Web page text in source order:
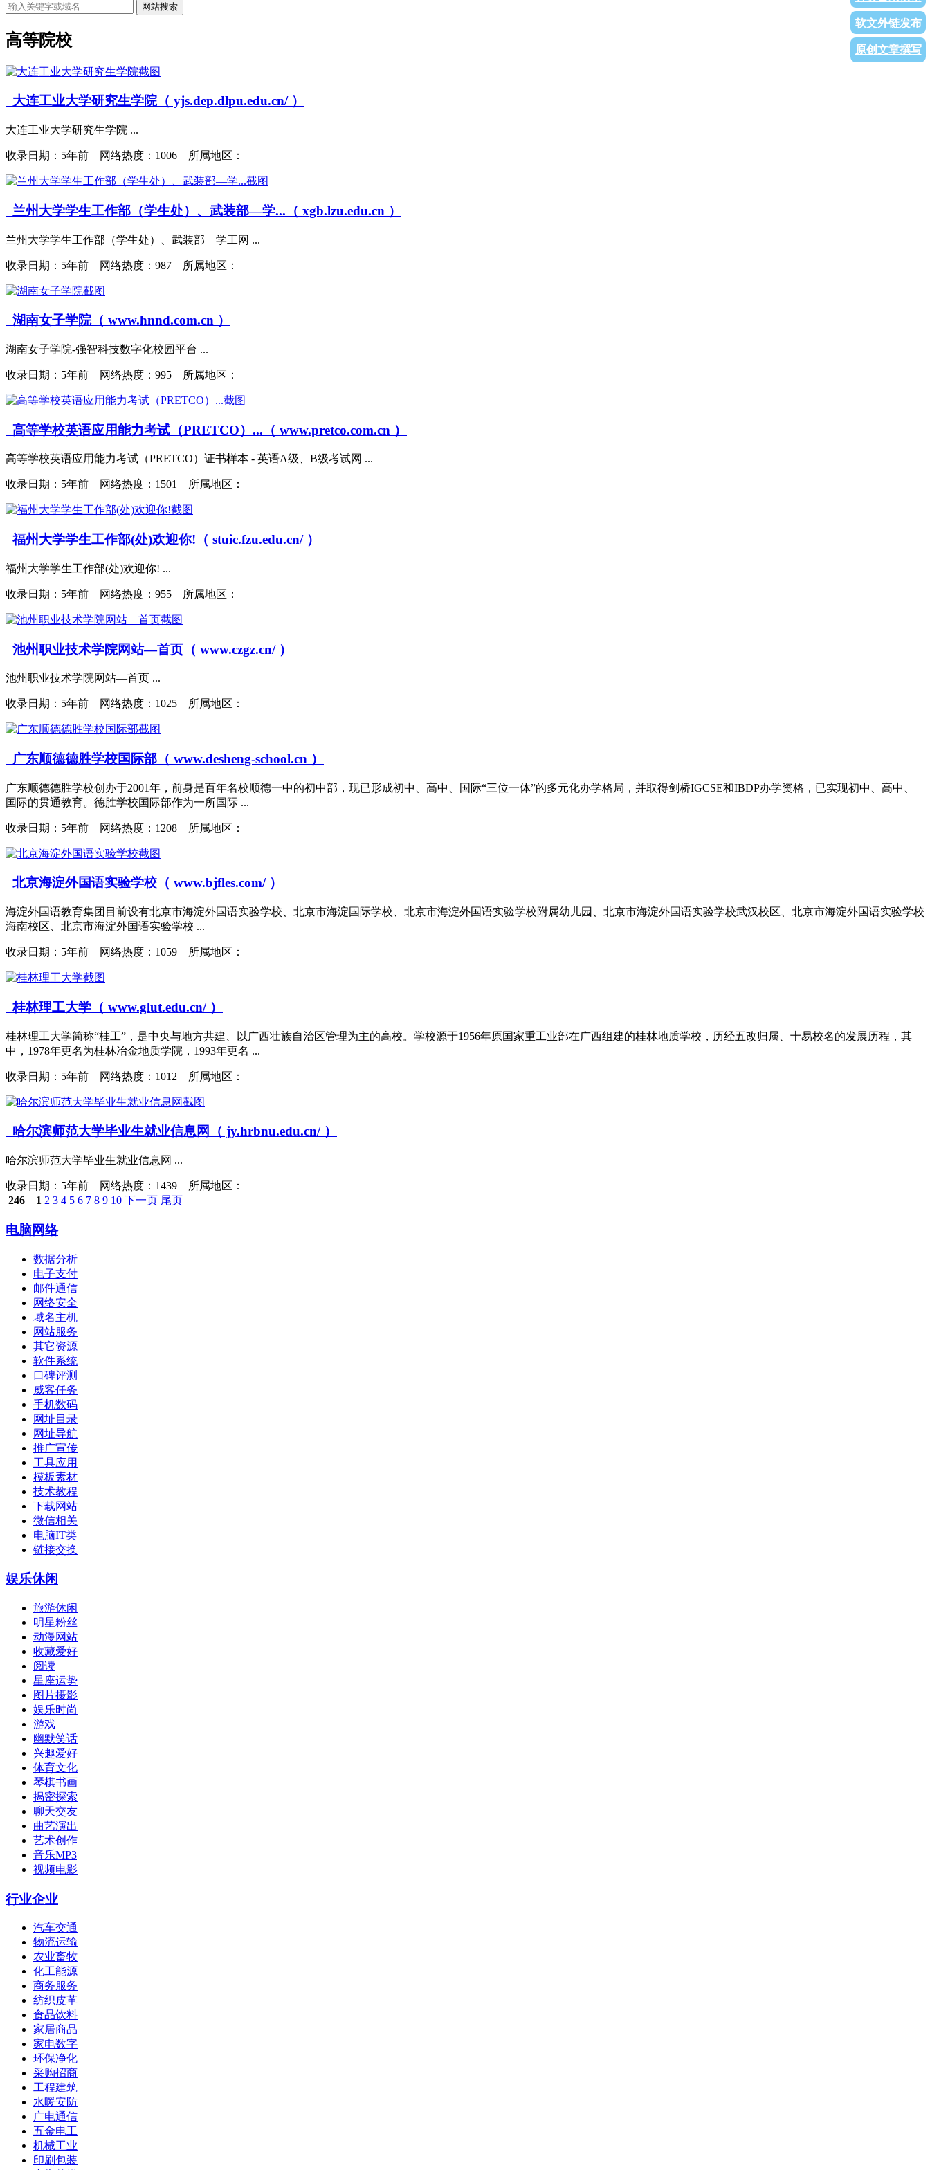
软文外链发布
原创文章撰写
网站搜索
高等院校
大连工业大学研究生学院（ yjs.dep.dlpu.edu.cn/ ）
大连工业大学研究生学院 ...
收录日期： 5年前 网络热度：1006 所属地区：
兰州大学学生工作部（学生处）、武装部—学...（ xgb.lzu.edu.cn ）
兰州大学学生工作部（学生处）、武装部—学工网 ...
收录日期： 5年前 网络热度：987 所属地区：
湖南女子学院（ www.hnnd.com.cn ）
湖南女子学院-强智科技数字化校园平台 ...
收录日期： 5年前 网络热度：995 所属地区：
高等学校英语应用能力考试（PRETCO）...（ www.pretco.com.cn ）
高等学校英语应用能力考试（PRETCO）证书样本 - 英语A级、B级考试网 ...
收录日期： 5年前 网络热度：1501 所属地区：
福州大学学生工作部(处)欢迎你!（ stuic.fzu.edu.cn/ ）
福州大学学生工作部(处)欢迎你! ...
收录日期： 5年前 网络热度：955 所属地区：
池州职业技术学院网站—首页（ www.czgz.cn/ ）
池州职业技术学院网站—首页 ...
收录日期： 5年前 网络热度：1025 所属地区：
广东顺德德胜学校国际部（ www.desheng-school.cn ）
广东顺德德胜学校创办于2001年，前身是百年名校顺德一中的初中部，现已形成初中、高中、国际“三位一体”的多元化办学格局，并取得剑桥IGCSE和IBDP办学资格，已实现初中、高中、
国际的贯通教育。德胜学校国际部作为一所国际 ...
收录日期： 5年前 网络热度：1208 所属地区：
北京海淀外国语实验学校（ www.bjfles.com/ ）
海淀外国语教育集团目前设有北京市海淀外国语实验学校、北京市海淀国际学校、北京市海淀外国语实验学校附属幼儿园、北京市海淀外国语实验学校武汉校区、北京市海淀外国语实验学校
海南校区、北京市海淀外国语实验学校 ...
收录日期： 5年前 网络热度：1059 所属地区：
桂林理工大学（ www.glut.edu.cn/ ）
桂林理工大学简称“桂工”，是中央与地方共建、以广西壮族自治区管理为主的高校。学校源于1956年原国家重工业部在广西组建的桂林地质学校，历经五改归属、十易校名的发展历程，其
中，1978年更名为桂林冶金地质学院，1993年更名 ...
收录日期： 5年前 网络热度：1012 所属地区：
哈尔滨师范大学毕业生就业信息网（ jy.hrbnu.edu.cn/ ）
哈尔滨师范大学毕业生就业信息网 ...
收录日期： 5年前 网络热度：1439 所属地区：
246
1 2 3 4 5 6 7 8 9 10 下一页 尾页
电脑网络
数据分析
电子支付
邮件通信
网络安全
域名主机
网站服务
其它资源
软件系统
口碑评测
威客任务
手机数码
网址目录
网址导航
推广宣传
工具应用
模板素材
技术教程
下载网站
微信相关
电脑IT类
链接交换
娱乐休闲
旅游休闲
明星粉丝
动漫网站
收藏爱好
阅读
星座运势
图片摄影
娱乐时尚
游戏
幽默笑话
兴趣爱好
体育文化
琴棋书画
揭密探索
聊天交友
曲艺演出
艺术创作
音乐MP3
视频电影
行业企业
汽车交通
物流运输
农业畜牧
化工能源
商务服务
纺织皮革
食品饮料
家居商品
家电数字
环保净化
采购招商
工程建筑
水暖安防
广电通信
五金电工
机械工业
印刷包装